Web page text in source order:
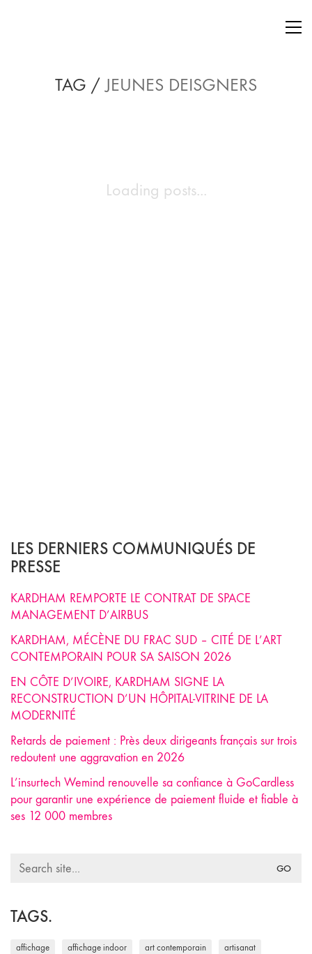
TAG /JEUNES DEISGNERS
Loading posts...
LES DERNIERS COMMUNIQUÉS DE
PRESSE
KARDHAM REMPORTE LE CONTRAT DE SPACE
MANAGEMENT D’AIRBUS
KARDHAM, MÉCÈNE DU FRAC SUD – CITÉ DE L’ART
CONTEMPORAIN POUR SA SAISON 2026
EN CÔTE D’IVOIRE, KARDHAM SIGNE LA
RECONSTRUCTION D’UN HÔPITAL-VITRINE DE LA
MODERNITÉ
Retards de paiement : Près deux dirigeants français sur trois
redoutent une aggravation en 2026
L’insurtech Wemind renouvelle sa confiance à GoCardless
pour garantir une expérience de paiement fluide et fiable à
ses 12 000 membres
Search
TAGS.
affichage affichage indoor art contemporain artisanat